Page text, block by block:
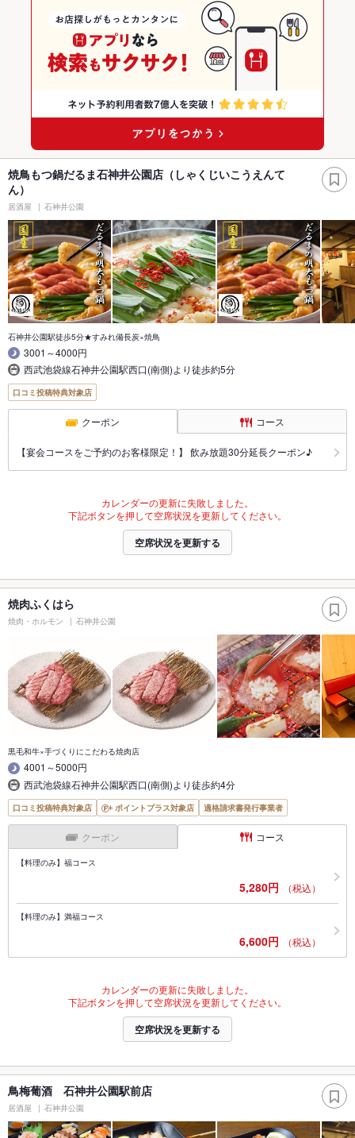
焼鳥もつ鍋だるま石神井公園店（しゃくじいこうえんて
ん）
居酒屋 石神井公園
石神井公園駅徒歩5分★すみれ備長炭×焼鳥
3001～4000円
西武池袋線石神井公園駅西口(南側)より徒歩約5分
口コミ投稿特典対象店
クーポン コース
【宴会コースをご予約のお客様限定！】 飲み放題30分延長クーポン♪
カレンダーの更新に失敗しました。
下記ボタンを押して空席状況を更新してください。
空席状況を更新する
焼肉ふくはら
焼肉・ホルモン 石神井公園
黒毛和牛×手づくりにこだわる焼肉店
4001～5000円
西武池袋線石神井公園駅西口(南側)より徒歩約4分
口コミ投稿特典対象店 ポイントプラス対象店 適格請求書発行事業者
クーポン コース
【料理のみ】福コース
5,280円 （税込）
【料理のみ】満福コース
6,600円 （税込）
カレンダーの更新に失敗しました。
下記ボタンを押して空席状況を更新してください。
空席状況を更新する
鳥梅葡酒 石神井公園駅前店
居酒屋 石神井公園